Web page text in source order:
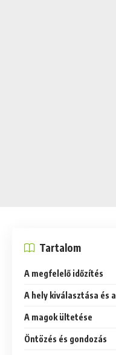
Tartalom
A megfelelő időzítés
A hely kiválasztása és
A magok ültetése
Öntözés és gondozás